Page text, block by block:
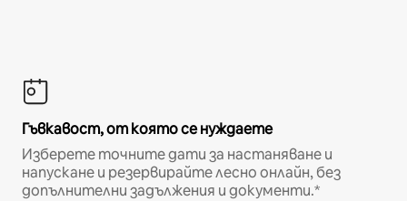
Гъвкавост, от която се нуждаете
Изберете точните дати за настаняване и
напускане и резервирайте лесно онлайн, без
допълнителни задължения и документи.*